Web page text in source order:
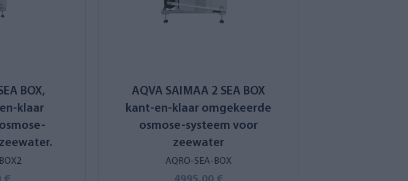
BOX,
klaar
AQVA SAIMAA 2 SEA BOX
kant-en-klaar omgekeerde
osmose-systeem voor
zeewater
AQRO-SEA-BOX